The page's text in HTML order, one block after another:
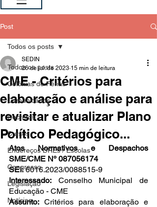
Post
Todos os posts
Colônias de Férias
Comunicados
Decretos
Cursos
Endereços DREs / Escolas
Congresso
Legislação
Notícias
Todos os posts
CME - Critérios para
elaboração e análise para
revisitar e atualizar Plano
Político Pedagógico...
SEDIN
26 de jul. de 2023 15 min de leitura
Atos Normativos e Despachos
SME/CME Nº 087056174
SEI: 6016.2023/0088515-9
Interessado: Conselho Municipal de
Educação - CME
Assunto: Critérios para elaboração e